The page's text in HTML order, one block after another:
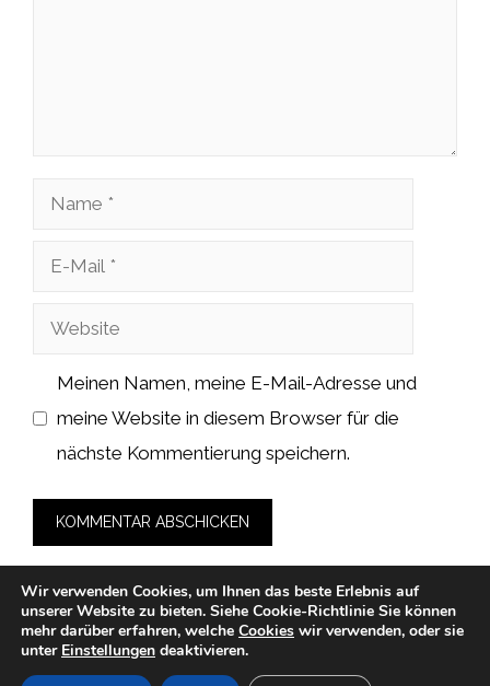
Name
Website
Meinen Namen, meine E-Mail-Adresse und
meine Website in diesem Browser für die
nächste Kommentierung speichern.
© 2026 cah-fans.de -Datenschutzerklärung
Wir verwenden Cookies, um Ihnen das beste Erlebnis auf
unserer Website zu bieten. Siehe Cookie-Richtlinie Sie können
mehr darüber erfahren, welche Cookies wir verwenden, oder sie
unter Einstellungen deaktivieren.